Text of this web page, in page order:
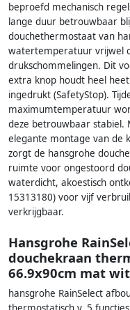
beproefd mechanisch
lange duur betrouwbaar
douchethermostaat van
watertemperatuur vrijwel
drukschommelingen. Dit
extra knop houdt heel
ingedrukt (SafetyStop).
maximumtemperatuur
deze betrouwbaar stabiel.
elegante montage van de
zorgt de hansgrohe
ruimte voor ongestoord
waterdicht, akoestisch
15313180) voor vijf
verkrijgbaar.
Hansgrohe
douchekraan
66.9x90cm mat wit
hansgrohe RainSelect